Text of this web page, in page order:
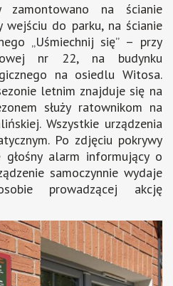
zamontowano na ścianie
do parku, na ścianie
„Uśmiechnij się” – przy
nr 22, na budynku
na osiedlu Witosa.
letnim znajduje się na
służy ratownikom na
Wszystkie urządzenia
Po zdjęciu pokrywy
głośny alarm informujący o
samoczynnie wydaje
prowadzącej akcję